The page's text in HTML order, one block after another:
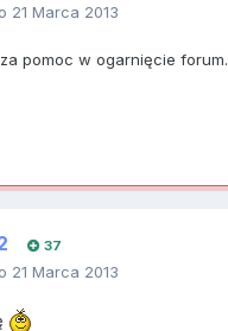
21 Marca 2013
pomoc w ogarnięcie forum.
37
21 Marca 2013